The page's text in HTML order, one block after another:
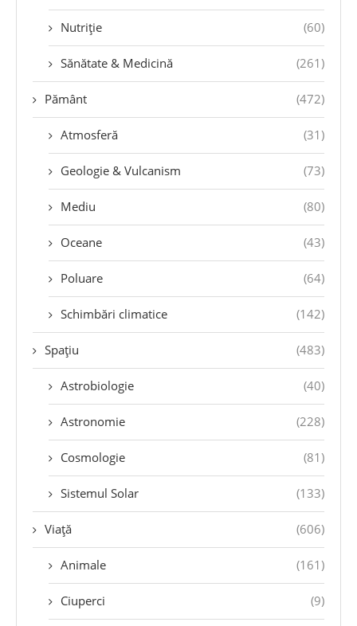
Nutriție (60)
Sănătate & Medicină (261)
Pământ (472)
Atmosferă (31)
Geologie & Vulcanism (73)
Mediu (80)
Oceane (43)
Poluare (64)
Schimbări climatice (142)
Spațiu (483)
Astrobiologie (40)
Astronomie (228)
Cosmologie (81)
Sistemul Solar (133)
Viață (606)
Animale (161)
Ciuperci (9)